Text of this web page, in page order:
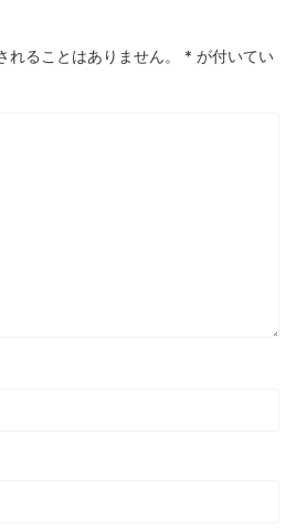
れることはありません。 * が付いてい